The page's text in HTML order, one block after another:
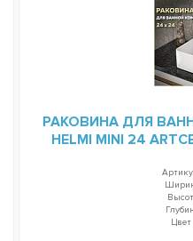
РАКОВИНА ДЛЯ
HELMI MINI 24